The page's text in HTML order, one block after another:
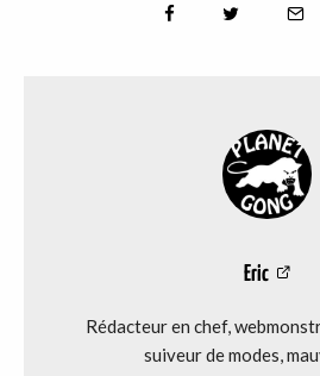
Eric
Rédacteur en chef,
suiveur de modes,